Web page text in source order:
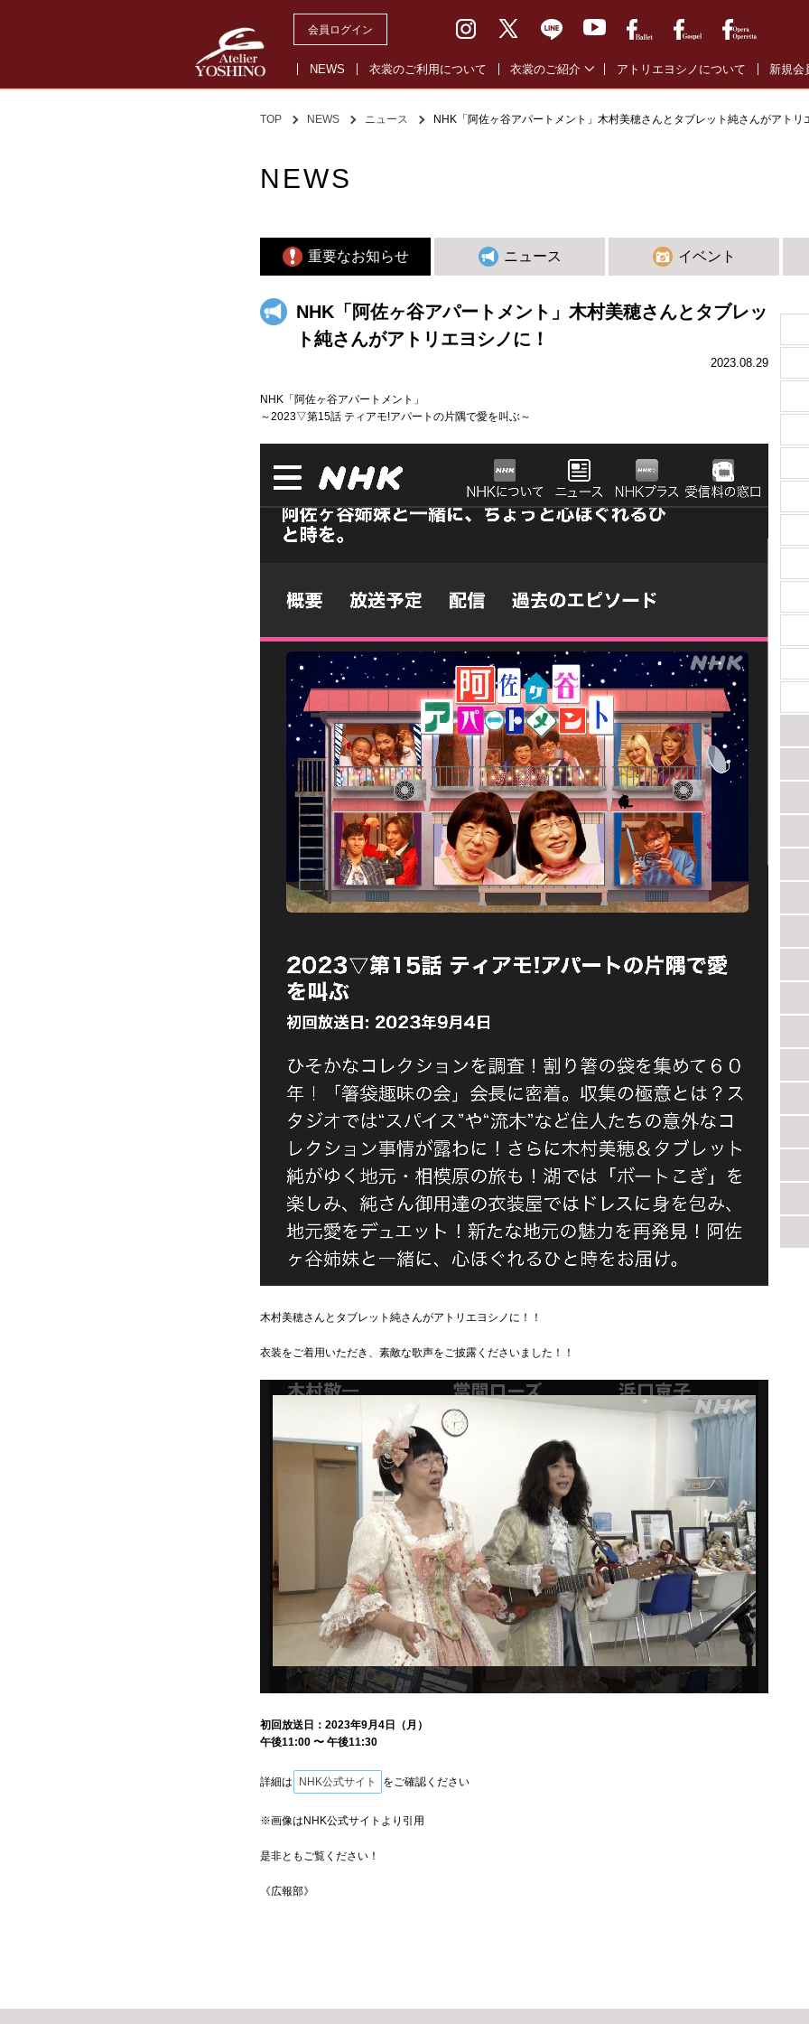
会員ログイン
NEWS 衣裳のご利用について 衣裳のご紹介 アトリエヨシノについて 新規会
TOP NEWS ニュース NHK「阿佐ヶ谷アパートメント」木村美穂さんとタブレット純さんがアトリ
NEWS
重要なお知らせ ニュース イベント
NHK「阿佐ヶ谷アパートメント」木村美穂さんとタブレッ
ト純さんがアトリエヨシノに！
2023.08.29
NHK「阿佐ヶ谷アパートメント」
～2023▽第15話 ティアモ!アパートの片隅で愛を叫ぶ～
木村美穂さんとタブレット純さんがアトリエヨシノに！！
衣装をご着用いただき、素敵な歌声をご披露くださいました！！
初回放送日：2023年9月4日（月）
午後11:00 〜 午後11:30
詳細は NHK公式サイト をご確認ください
※画像はNHK公式サイトより引用
是非ともご覧ください！
《広報部》